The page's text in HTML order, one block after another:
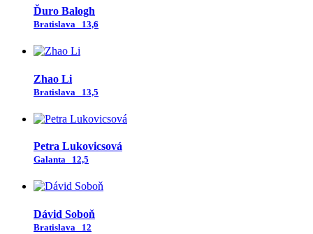
Ďuro Balogh
Bratislava 13,6
Zhao Li
Bratislava 13,5
Petra Lukovicsová
Galanta 12,5
Dávid Soboň
Bratislava 12